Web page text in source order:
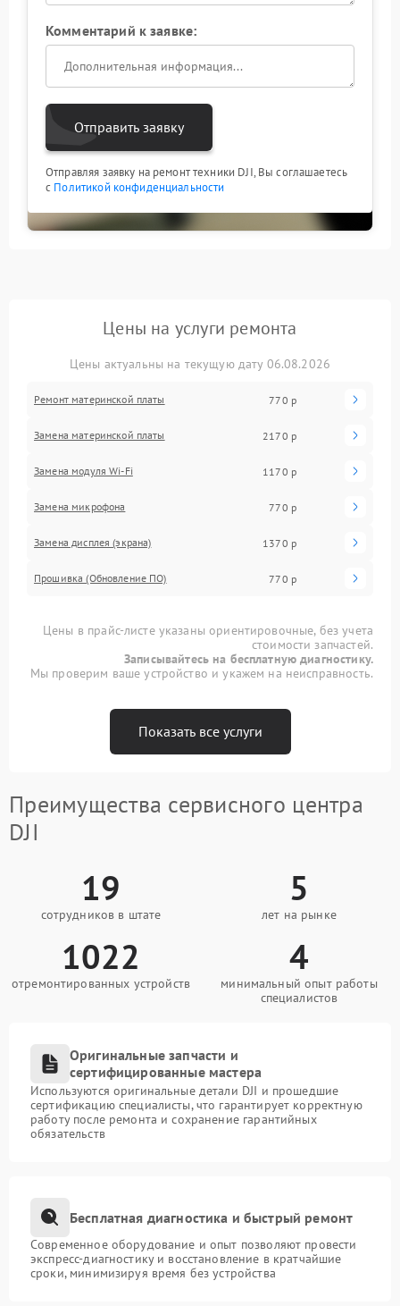
Комментарий к заявке:
Отправить заявку
Отправляя заявку на ремонт техники DJI, Вы соглашаетесь
с Политикой конфиденциальности
Цены на услуги ремонта
Цены актуальны на текущую дату 06.08.2026
Ремонт материнской платы 770 р
Замена материнской платы 2170 р
Замена модуля Wi-Fi 1170 р
Замена микрофона 770 р
Замена дисплея (экрана) 1370 р
Прошивка (Обновление ПО) 770 р
Цены в прайс-листе указаны ориентировочные, без учета
стоимости запчастей.
Записывайтесь на бесплатную диагностику.
Мы проверим ваше устройство и укажем на неисправность.
Показать все услуги
Преимущества сервисного центра
DJI
19
сотрудников в штате
5
лет на рынке
1022
отремонтированных устройств
4
минимальный опыт работы
специалистов
Оригинальные запчасти и
сертифицированные мастера
Используются оригинальные детали DJI и прошедшие
сертификацию специалисты, что гарантирует корректную
работу после ремонта и сохранение гарантийных
обязательств
Бесплатная диагностика и быстрый ремонт
Современное оборудование и опыт позволяют провести
экспресс-диагностику и восстановление в кратчайшие
сроки, минимизируя время без устройства